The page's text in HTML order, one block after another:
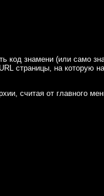
код знамени (или само
страницы, на которую
считая от главного